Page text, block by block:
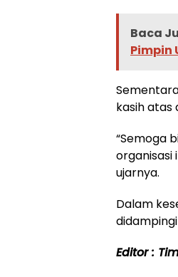
Baca
Pimpin
kasih atas
“Semoga
organisasi
ujarnya.
Dalam
Editor :